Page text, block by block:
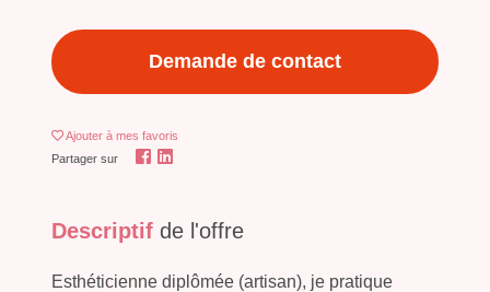
Demande de contact
Ajouter à mes favoris
Partager sur
Descriptif de l'offre
Esthéticienne diplômée (artisan), je pratique